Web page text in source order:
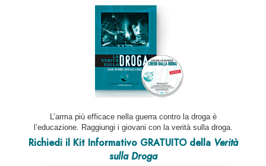
L’arma più efficace nella guerra contro la droga è
l’educazione. Raggiungi i giovani con la verità sulla droga.
Richiedi il Kit Informativo GRATUITO della Verità
sulla Droga